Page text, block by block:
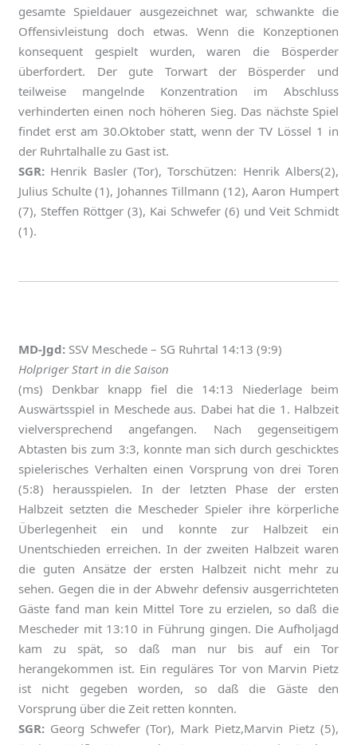
gesamte Spieldauer ausgezeichnet war, schwankte die
Offensivleistung doch etwas. Wenn die Konzeptionen
konsequent gespielt wurden, waren die Bösperder
überfordert. Der gute Torwart der Bösperder und
teilweise mangelnde Konzentration im Abschluss
verhinderten einen noch höheren Sieg. Das nächste Spiel
findet erst am 30.Oktober statt, wenn der TV Lössel 1 in
der Ruhrtalhalle zu Gast ist.
SGR: Henrik Basler (Tor), Torschützen: Henrik Albers(2),
Julius Schulte (1), Johannes Tillmann (12), Aaron Humpert
(7), Steffen Röttger (3), Kai Schwefer (6) und Veit Schmidt
(1).
MD-Jgd: SSV Meschede – SG Ruhrtal 14:13 (9:9)
Holpriger Start in die Saison
(ms) Denkbar knapp fiel die 14:13 Niederlage beim
Auswärtsspiel in Meschede aus. Dabei hat die 1. Halbzeit
vielversprechend angefangen. Nach gegenseitigem
Abtasten bis zum 3:3, konnte man sich durch geschicktes
spielerisches Verhalten einen Vorsprung von drei Toren
(5:8) herausspielen. In der letzten Phase der ersten
Halbzeit setzten die Mescheder Spieler ihre körperliche
Überlegenheit ein und konnte zur Halbzeit ein
Unentschieden erreichen. In der zweiten Halbzeit waren
die guten Ansätze der ersten Halbzeit nicht mehr zu
sehen. Gegen die in der Abwehr defensiv ausgerrichteten
Gäste fand man kein Mittel Tore zu erzielen, so daß die
Mescheder mit 13:10 in Führung gingen. Die Aufholjagd
kam zu spät, so daß man nur bis auf ein Tor
herangekommen ist. Ein reguläres Tor von Marvin Pietz
ist nicht gegeben worden, so daß die Gäste den
Vorsprung über die Zeit retten konnten.
SGR: Georg Schwefer (Tor), Mark Pietz,Marvin Pietz (5),